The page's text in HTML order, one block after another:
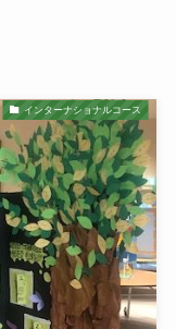
インターナショナルコース